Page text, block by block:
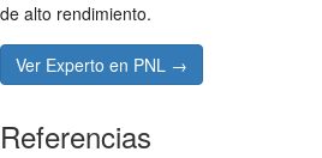
de alto rendimiento.
Ver Experto en PNL →
Referencias